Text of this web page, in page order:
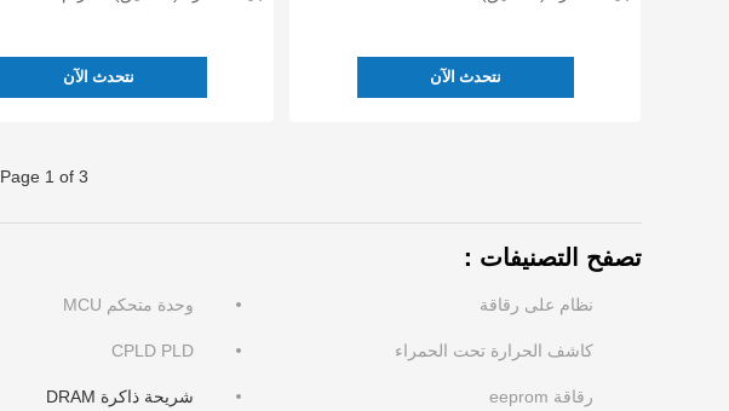
نتحدث الآن نتحدث الآن
Page 1 of 3
تصفح التصنيفات：
وحدة متحكم MCU نظام على رقاقة
CPLD PLD كاشف الحرارة تحت الحمراء
شريحة ذاكرة DRAM رقاقة eeprom